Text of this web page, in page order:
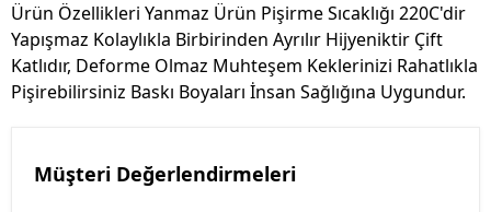
Ürün Özellikleri Yanmaz Ürün Pişirme Sıcaklığı 220C'dir
Yapışmaz Kolaylıkla Birbirinden Ayrılır Hijyeniktir Çift
Katlıdır, Deforme Olmaz Muhteşem Keklerinizi Rahatlıkla
Pişirebilirsiniz Baskı Boyaları İnsan Sağlığına Uygundur.
Müşteri Değerlendirmeleri